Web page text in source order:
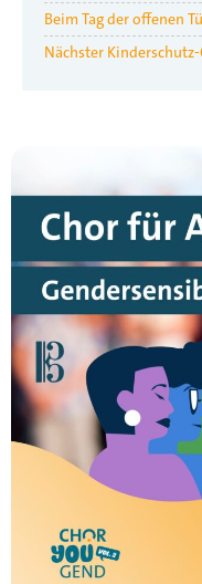
Beim Tag der offenen
Nächster